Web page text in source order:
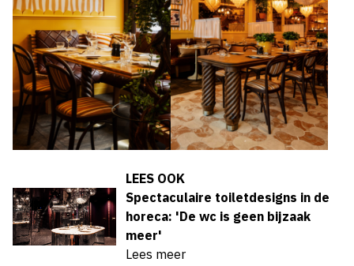
LEES OOK
Spectaculaire toiletdesigns in de
horeca: 'De wc is geen bijzaak
meer'
Lees meer